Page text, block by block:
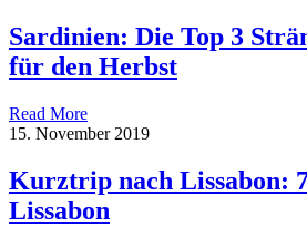
Sardinien: Die Top 3
für den Herbst
Read More
15. November 2019
Kurztrip nach Lissabon:
Lissabon